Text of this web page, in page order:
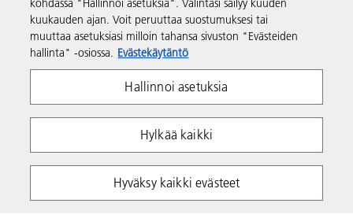
Seuraa meitä
Yksityisyys
Ehdot ja edellytykset
Whistleblowing Policy
Tekijänoikeudet Ricoh 2026. Kaikki oikeudet pidätetään.
kohdassa "Hallinnoi asetuksia". Valintasi säilyy kuuden
kuukauden ajan. Voit peruuttaa suostumuksesi tai
muuttaa asetuksiasi milloin tahansa sivuston "Evästeiden
hallinta" -osiossa. Evästekäytäntö
Hallinnoi asetuksia
Hylkää kaikki
Hyväksy kaikki evästeet